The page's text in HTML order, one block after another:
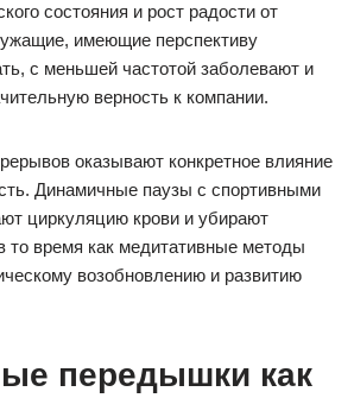
состояния и рост радости от
имеющие перспективу
с меньшей частотой заболевают и
верность к компании.
оказывают конкретное влияние
Динамичные паузы с спортивными
циркуляцию крови и убирают
то время как медитативные методы
возобновлению и развитию
передышки как